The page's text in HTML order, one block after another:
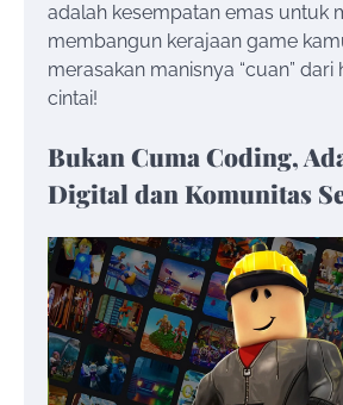
adalah kesempatan emas untuk
membangun kerajaan game
merasakan manisnya “cuan”
cintai!
Bukan Cuma Coding,
Digital dan Komunitas